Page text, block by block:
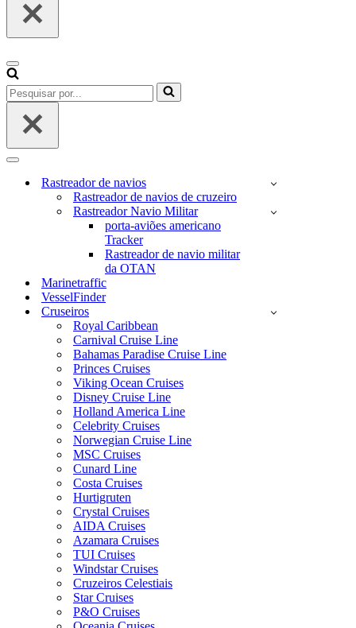
Menu
de
navegação
Pesquisar
por...
Menu
navegaçãoRastreador de navios
Rastreador de navios de cruzeiro
Rastreador Navio Militar
porta-aviões americano
Tracker
Rastreador de navio militar
da OTAN
Marinetraffic
VesselFinder
Cruseiros
Royal Caribbean
Carnival Cruise Line
Bahamas Paradise Cruise Line
Princes Cruises
Viking Ocean Cruises
Disney Cruise Line
Holland America Line
Celebrity Cruises
Norwegian Cruise Line
MSC Cruises
Cunard Line
Costa Cruises
Hurtigruten
Crystal Cruises
AIDA Cruises
Azamara Cruises
TUI Cruises
Windstar Cruises
Cruzeiros Celestiais
Star Cruises
P&O Cruises